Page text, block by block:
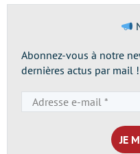
Abonnez-vous à notre
dernières actus par mail !